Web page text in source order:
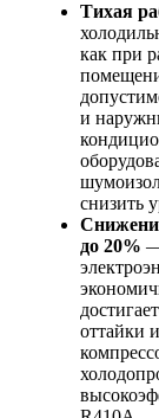
Тихая
как при
и
снизить
до 20% —
оттайки